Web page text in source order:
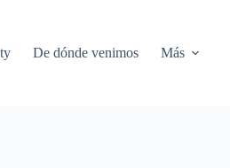
De dónde venimos Más